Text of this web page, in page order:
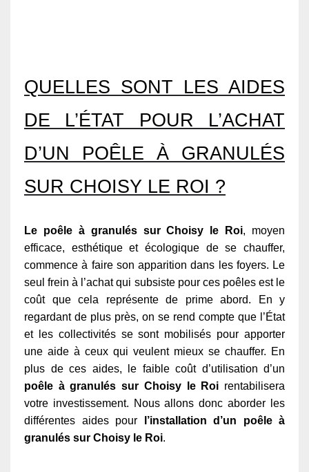
QUELLES SONT LES AIDES
DE L’ÉTAT POUR L’ACHAT
D’UN POÊLE À GRANULÉS
SUR CHOISY LE ROI ?
Le poêle à granulés sur Choisy le Roi, moyen
efficace, esthétique et écologique de se chauffer,
commence à faire son apparition dans les foyers. Le
seul frein à l’achat qui subsiste pour ces poêles est le
coût que cela représente de prime abord. En y
regardant de plus près, on se rend compte que l’État
et les collectivités se sont mobilisés pour apporter
une aide à ceux qui veulent mieux se chauffer. En
plus de ces aides, le faible coût d’utilisation d’un
poêle à granulés sur Choisy le Roi rentabilisera
votre investissement. Nous allons donc aborder les
différentes aides pour
l’installation d’un poêle à
granulés sur Choisy le Roi.